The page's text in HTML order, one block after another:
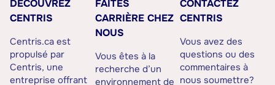
DÉCOUVREZ
CENTRIS
Centris.ca est
propulsé par
Centris, une
entreprise offrant
FAITES
CARRIÈRE CHEZ
NOUS
Vous êtes à la
recherche d’un
environnement de
CONTACTEZ
CENTRIS
Vous avez des
questions ou des
commentaires à
nous soumettre?